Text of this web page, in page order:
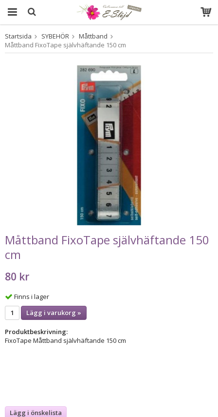
Produkten har blivit tillagd i varukorgen
Startsida SYBEHÖR
Måttband
Måttband FixoTape självhäftande 150 cm
Måttband FixoTape självhäftande 150
cm
80 kr
Finns i lager
Lägg i varukorg »
Produktbeskrivning:
FixoTape Måttband självhäftande 150 cm
Lägg i önskelista